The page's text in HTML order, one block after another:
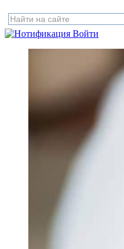
Войти